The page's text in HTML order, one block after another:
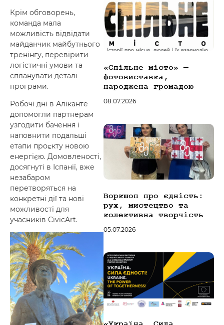
Крім обговорень,
команда мала
можливість відвідати
майданчик майбутнього
тренінгу, перевірити
логістичні умови та
спланувати деталі
програми.
Робочі дні в Аліканте
допомогли партнерам
узгодити бачення і
наповнити подальші
етапи проєкту новою
енергією. Домовленості,
досягнуті в Іспанії, вже
незабаром
перетворяться на
конкретні дії та нові
можливості для
учасників CivicArt.
«Спільне місто» —
фотовиставка,
народжена громадою
08.07.2026
Воркшоп про єдність:
рух, мистецтво та
колективна творчість
05.07.2026